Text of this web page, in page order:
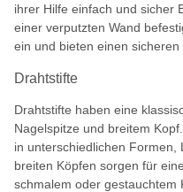
ihrer Hilfe einfach und sicher
einer verputzten Wand
ein und bieten einen sicheren
Drahtstifte
Drahtstifte haben eine
Nagelspitze und breitem
in unterschiedlichen
breiten Köpfen sorgen für
schmalem oder gestauchtem